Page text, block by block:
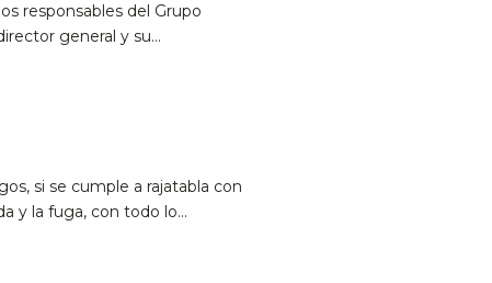
responsables del Grupo
general y su…
si se cumple a rajatabla con
y la fuga, con todo lo…